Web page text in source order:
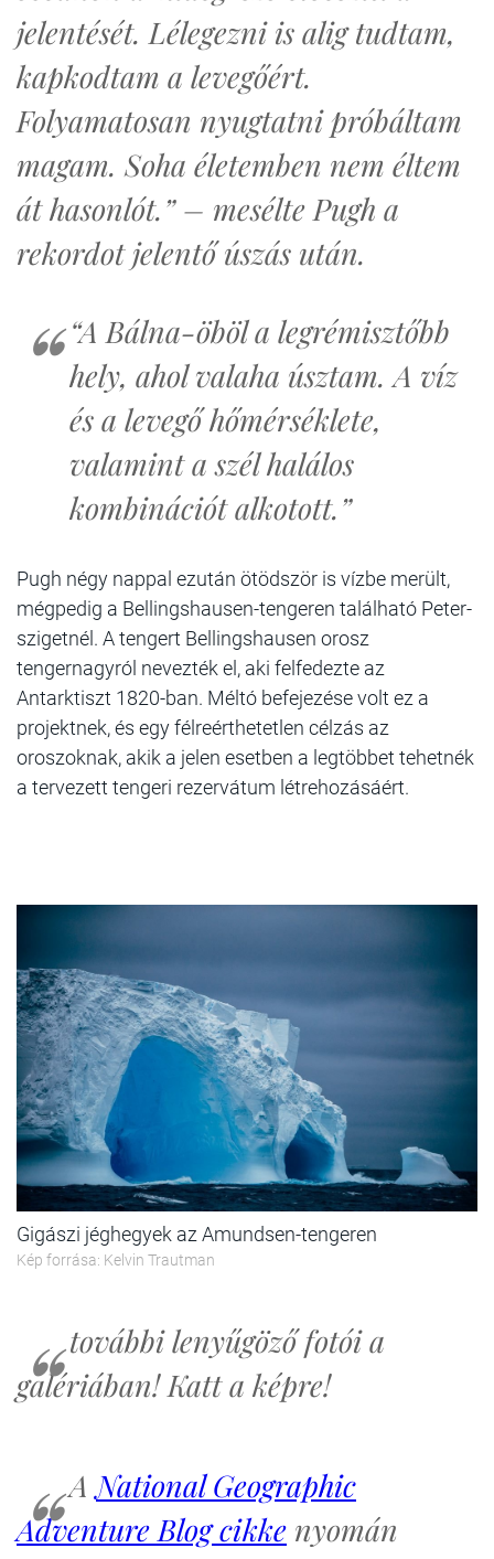
jelentését. Lélegezni is alig tudtam,
kapkodtam a levegőért.
Folyamatosan nyugtatni próbáltam
magam. Soha életemben nem éltem
át hasonlót.” – mesélte Pugh a
rekordot jelentő úszás után.
“A Bálna-öböl a legrémisztőbb
hely, ahol valaha úsztam. A víz
és a levegő hőmérséklete,
valamint a szél halálos
kombinációt alkotott.”
Pugh négy nappal ezután ötödször is vízbe merült,
mégpedig a Bellingshausen-tengeren található Peter-
szigetnél. A tengert Bellingshausen orosz
tengernagyról nevezték el, aki felfedezte az
Antarktiszt 1820-ban. Méltó befejezése volt ez a
projektnek, és egy félreérthetetlen célzás az
oroszoknak, akik a jelen esetben a legtöbbet tehetnék
a tervezett tengeri rezervátum létrehozásáért.
Gigászi jéghegyek az Amundsen-tengeren
Kép forrása: Kelvin Trautman
további lenyűgöző fotói a
galériában! Katt a képre!
ANational Geographic
Adventure Blog cikke nyomán